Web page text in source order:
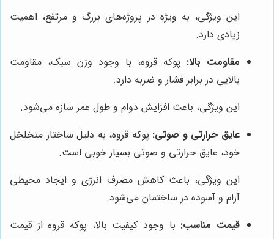
این ویژگی، به ویژه در پروژه‌های بزرگ و مرتفع، اهمیت
زیادی دارد.
مقاومت بالا: پوکه قروه، با وجود وزن سبک، مقاومت
بالایی در برابر فشار و ضربه دارد.
این ویژگی، باعث افزایش دوام و طول عمر سازه می‌شود.
عایق حرارتی و صوتی: پوکه قروه، به دلیل ساختار متخلخل
خود، عایق حرارتی و صوتی بسیار خوبی است.
این ویژگی، باعث کاهش مصرف انرژی و ایجاد محیطی
آرام و آسوده در ساختمان می‌شود.
قیمت مناسب: با وجود کیفیت بالا، پوکه قروه از قیمت